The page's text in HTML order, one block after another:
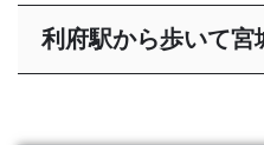
利府駅から歩いて宮